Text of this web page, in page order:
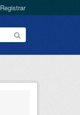
Registrar